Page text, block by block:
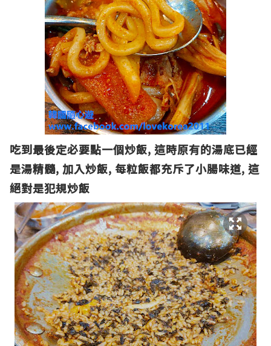
吃到最後定必要點一個炒飯, 這時原有的湯底已經
是湯精髓, 加入炒飯, 每粒飯都充斥了小腸味道, 這
絕對是犯規炒飯